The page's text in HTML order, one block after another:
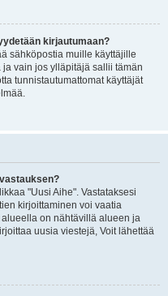
kirjautumaan?
sähköpostia muille käyttäjille
vain jos ylläpitäjä sallii tämän
tunnistautumattomat käyttäjät
"Uusi Aihe". Vastataksesi
kirjoittaminen voi vaatia
on nähtävillä alueen ja
uusia viestejä, Voit lähettää